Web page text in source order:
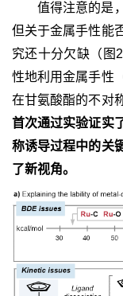
值得注意的是
但关于金属手性能
究还十分欠缺（图
性地利用金属手性
在甘氨酸酯的不对
首次通过实验证实
称诱导过程中的关
了新视角。